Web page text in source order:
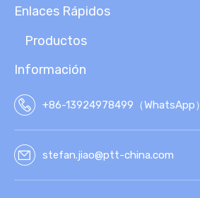
Enlaces Rápidos
Productos
Información
+86-13924978499（WhatsApp）
stefan.jiao@ptt-china.com